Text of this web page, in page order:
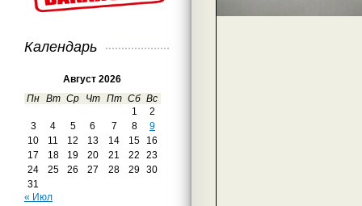
Календарь
Август 2026
Пн Вт Ср Чт Пт Сб Вс
1
2
3
4 5 6 7 8
9
10
11 12 13 14 15
16
17
18 19 20 21 22
23
24
25 26 27 28 29
30
31
« Июл